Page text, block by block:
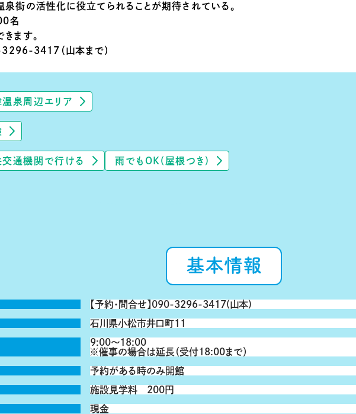
泉街の活性化に役立てられることが期待されている。
名
ます。
3417（山本まで）
泉周辺エリア
交通機関で行ける 雨でもOK(屋根つき)
基本情報
【予約・問合せ】090-3296-3417(山本)
石川県小松市井口町11
9:00～18:00
※催事の場合は延長（受付18:00まで）
予約がある時のみ開館
施設見学料 200円
現金